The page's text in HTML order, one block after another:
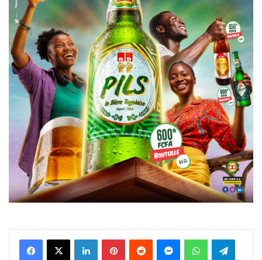
FacebookX Linkedin PinterestReddit MessengerWhatsAppTelegram